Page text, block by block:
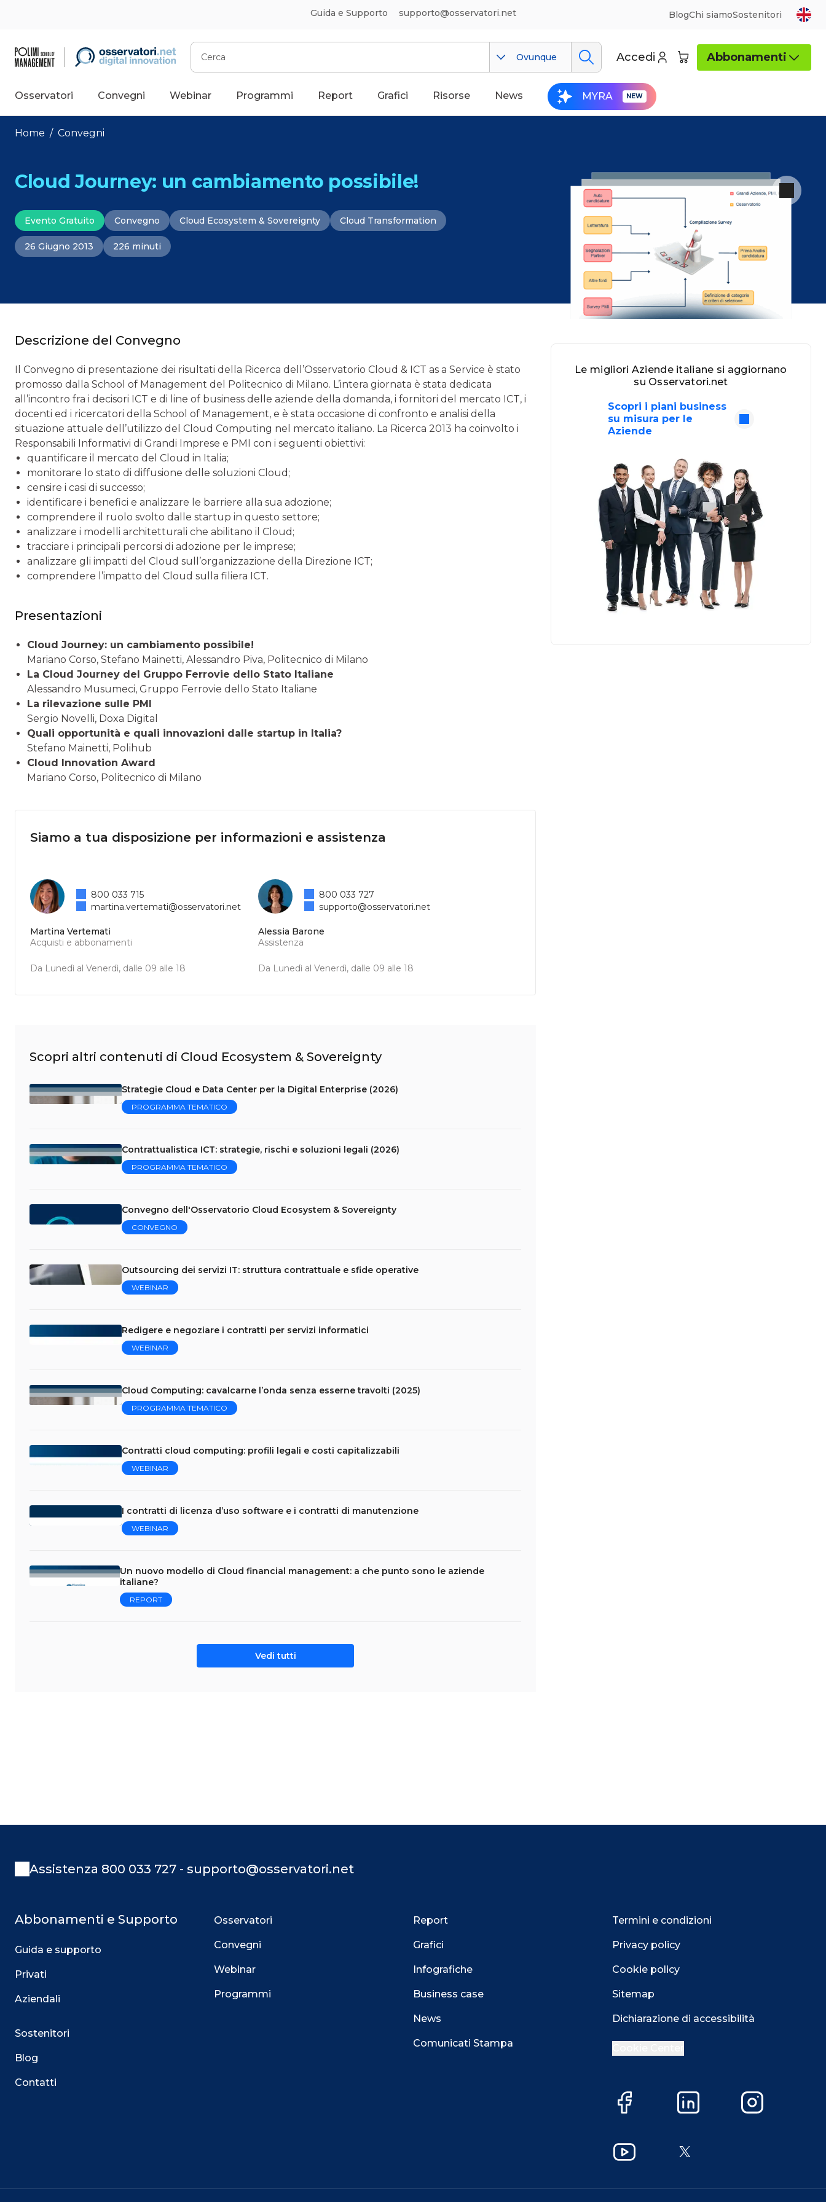
Guida e Supporto supporto@osservatori.net BlogChi siamoSostenitori
Cerca
Ovunque Accedi Abbonamenti
Osservatori Convegni Webinar Programmi Report Grafici Risorse News MYRA
Home / Convegni
Cloud Journey: un cambiamento possibile!
Evento Gratuito Convegno Cloud Ecosystem & Sovereignty Cloud Transformation
26 Giugno 2013 226 minuti
Descrizione del Convegno
Il Convegno di presentazione dei risultati della Ricerca dell’Osservatorio Cloud & ICT as a Service è stato
promosso dalla School of Management del Politecnico di Milano. L’intera giornata è stata dedicata
all’incontro fra i decisori ICT e di line of business delle aziende della domanda, i fornitori del mercato ICT, i
docenti ed i ricercatori della School of Management, e è stata occasione di confronto e analisi della
situazione attuale dell’utilizzo del Cloud Computing nel mercato italiano. La Ricerca 2013 ha coinvolto i
Responsabili Informativi di Grandi Imprese e PMI con i seguenti obiettivi:
quantificare il mercato del Cloud in Italia;
monitorare lo stato di diffusione delle soluzioni Cloud;
censire i casi di successo;
identificare i benefici e analizzare le barriere alla sua adozione;
comprendere il ruolo svolto dalle startup in questo settore;
analizzare i modelli architetturali che abilitano il Cloud;
tracciare i principali percorsi di adozione per le imprese;
analizzare gli impatti del Cloud sull’organizzazione della Direzione ICT;
comprendere l’impatto del Cloud sulla filiera ICT.
Presentazioni
Cloud Journey: un cambiamento possibile!
Mariano Corso, Stefano Mainetti, Alessandro Piva, Politecnico di Milano
La Cloud Journey del Gruppo Ferrovie dello Stato Italiane
Alessandro Musumeci, Gruppo Ferrovie dello Stato Italiane
La rilevazione sulle PMI
Sergio Novelli, Doxa Digital
Quali opportunità e quali innovazioni dalle startup in Italia?
Stefano Mainetti, Polihub
Cloud Innovation Award
Mariano Corso, Politecnico di Milano
Siamo a tua disposizione per informazioni e assistenza
Martina Vertemati
Acquisti e abbonamenti
Da Lunedì al Venerdì, dalle 09 alle 18
800 033 715
martina.vertemati@osservatori.net
Alessia Barone
Assistenza
Da Lunedì al Venerdì, dalle 09 alle 18
800 033 727
supporto@osservatori.net
Scopri altri contenuti di Cloud Ecosystem & Sovereignty
Strategie Cloud e Data Center per la Digital Enterprise (2026)
PROGRAMMA TEMATICO
Contrattualistica ICT: strategie, rischi e soluzioni legali (2026)
PROGRAMMA TEMATICO
Convegno dell'Osservatorio Cloud Ecosystem & Sovereignty
CONVEGNO
Outsourcing dei servizi IT: struttura contrattuale e sfide operative
WEBINAR
Redigere e negoziare i contratti per servizi informatici
WEBINAR
Cloud Computing: cavalcarne l’onda senza esserne travolti (2025)
PROGRAMMA TEMATICO
Contratti cloud computing: profili legali e costi capitalizzabili
WEBINAR
I contratti di licenza d’uso software e i contratti di manutenzione
WEBINAR
Un nuovo modello di Cloud financial management: a che punto sono le aziende
italiane?
REPORT
Vedi tutti
Le migliori Aziende italiane si aggiornano
su Osservatori.net
Scopri i piani business
su misura per le
Aziende
Assistenza 800 033 727 - supporto@osservatori.net
Abbonamenti e Supporto
Guida e supporto
Privati
Aziendali
Sostenitori
Blog
Contatti
Osservatori
Convegni
Webinar
Programmi
Report
Grafici
Infografiche
Business case
News
Comunicati Stampa
Termini e condizioni
Privacy policy
Cookie policy
Sitemap
Dichiarazione di accessibilità
Facebook LinkedIn Instagram
YouTube X
servizio. Utilizziamo i cookie anche per fornirti un’esperienza di navigazione sempre migliore, per
Accetta Più opzioni